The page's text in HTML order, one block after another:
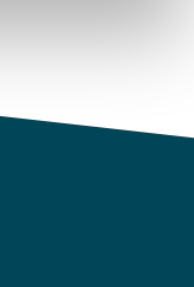
web con
y análisis